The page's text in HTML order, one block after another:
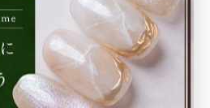
なため、予算管理がしやすく、
せん。特にネイル初心者や忙し
通うことができる点が支持され